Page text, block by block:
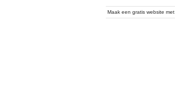
Maak eengratis website met